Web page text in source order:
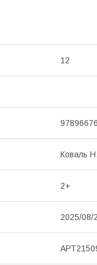
12
Коваль
2+
2025/08/